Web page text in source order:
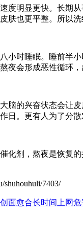
度明显更快。长期
也更平整。所以
小时睡眠。睡前半
会形成恶性循环，
脑的兴奋状态会让
。更有人为了分
化剂，熬夜是恢复
7403/
面愈合长时间上网危